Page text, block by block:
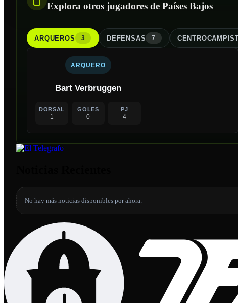
Explora otros jugadores de Países Bajos
ARQUEROS 3 DEFENSAS 7
ARQUERO
Bart Verbruggen
DORSAL
1
GOLES
0
PJ
4
No hay más noticias disponibles por ahora.